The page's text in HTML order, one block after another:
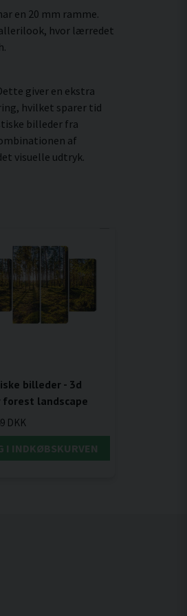
en 20 mm ramme.
hvor lærredet
giver en ekstra
hvilket sparer tid
billeder fra
af
visuelle udtryk.
billeder - 3d
forest landscape
DKK
I INDKØBSKURVEN